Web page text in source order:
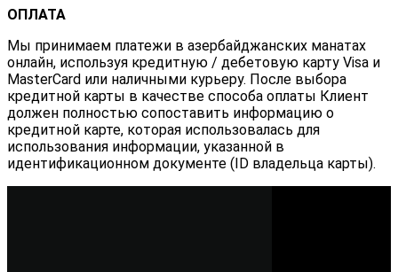
ОПЛАТА
Мы принимаем платежи в азербайджанских манатах
онлайн, используя кредитную / дебетовую карту Visa и
MasterCard или наличными курьеру. После выбора
кредитной карты в качестве способа оплаты Клиент
должен полностью сопоставить информацию о
кредитной карте, которая использовалась для
использования информации, указанной в
идентификационном документе (ID владельца карты).